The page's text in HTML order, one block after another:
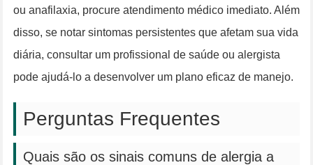
ou anafilaxia, procure atendimento médico imediato. Além
disso, se notar sintomas persistentes que afetam sua vida
diária, consultar um profissional de saúde ou alergista
pode ajudá-lo a desenvolver um plano eficaz de manejo.
Perguntas Frequentes
Quais são os sinais comuns de alergia a